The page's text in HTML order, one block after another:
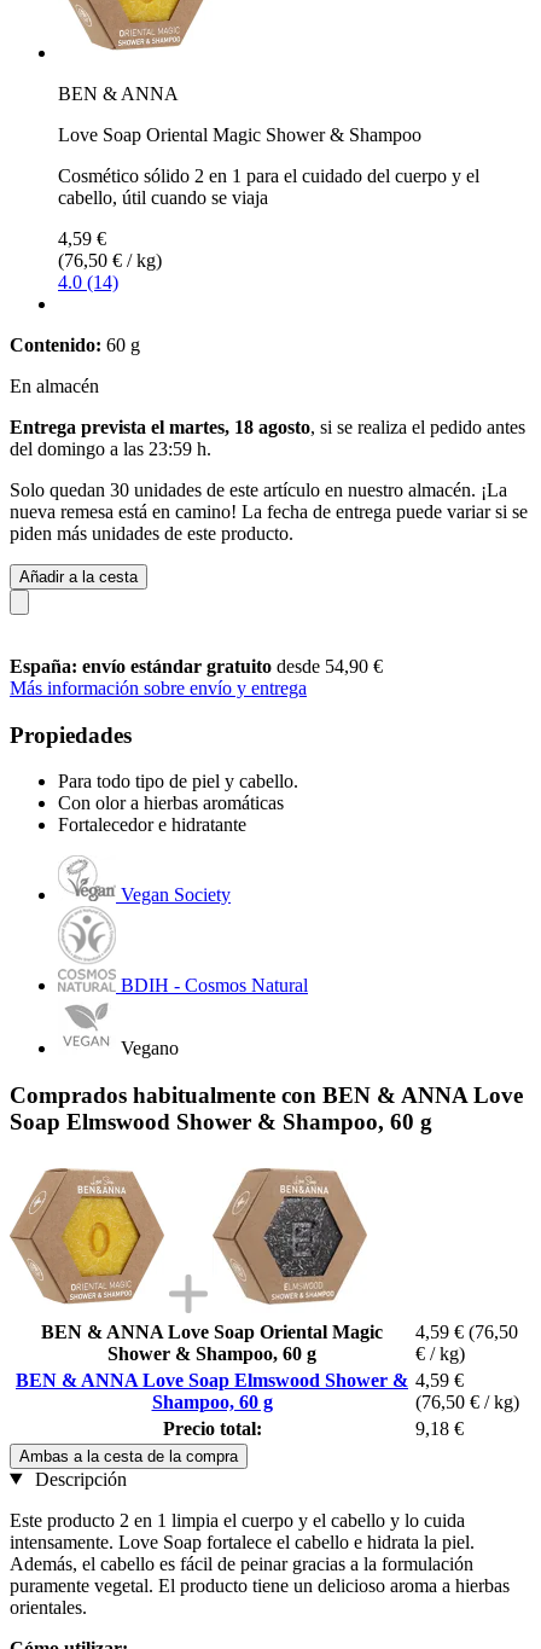
BEN & ANNA
Love Soap Oriental Magic Shower & Shampoo
Cosmético sólido 2 en 1 para el cuidado del cuerpo y el
cabello, útil cuando se viaja
4,59 €
(76,50 € / kg)
4.0 (14)
Contenido: 60 g
En almacén
Entrega prevista el martes, 18 agosto, si se realiza el pedido antes
del domingo a las 23:59 h.
Solo quedan 30 unidades de este artículo en nuestro almacén. ¡La
nueva remesa está en camino! La fecha de entrega puede variar si se
piden más unidades de este producto.
Añadir a la cesta
España: envío estándar gratuito desde 54,90 €
Más información sobre envío y entrega
Propiedades
Para todo tipo de piel y cabello.
Con olor a hierbas aromáticas
Fortalecedor e hidratante
Vegan Society
BDIH - Cosmos Natural
Vegano
Comprados habitualmente con BEN & ANNA Love
Soap Elmswood Shower & Shampoo, 60 g
BEN & ANNA Love Soap Oriental Magic
Shower & Shampoo, 60 g
4,59 € (76,50
€ / kg)
BEN & ANNA Love Soap Elmswood Shower &
Shampoo, 60 g
4,59 €
(76,50 € / kg)
Precio total:
9,18 €
Ambas a la cesta de la compra
Descripción
Este producto 2 en 1 limpia el cuerpo y el cabello y lo cuida
intensamente. Love Soap fortalece el cabello e hidrata la piel.
Además, el cabello es fácil de peinar gracias a la formulación
puramente vegetal. El producto tiene un delicioso aroma a hierbas
orientales.